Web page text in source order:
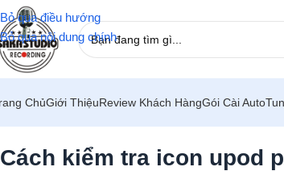
Bỏ qua điều hướng
Bỏ qua nội dung chính
ChủGiới ThiệuReview Khách HàngGói Cài
Cách kiểm tra icon upod